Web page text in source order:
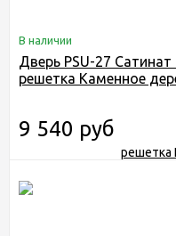
В наличии
Дверь PSU-27
решетка Каменное
9 540 руб